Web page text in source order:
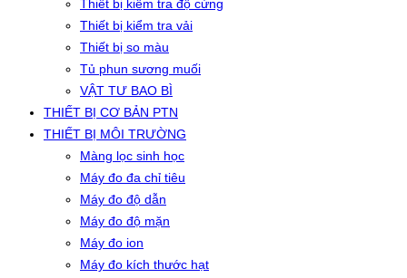
Thiết bị kiểm tra độ cứng
Thiết bị kiểm tra vải
Thiết bị so màu
Tủ phun sương muối
VẬT TƯ BAO BÌ
THIẾT BỊ CƠ BẢN PTN
THIẾT BỊ MÔI TRƯỜNG
Màng lọc sinh học
Máy đo đa chỉ tiêu
Máy đo độ dẫn
Máy đo độ mặn
Máy đo ion
Máy đo kích thước hạt